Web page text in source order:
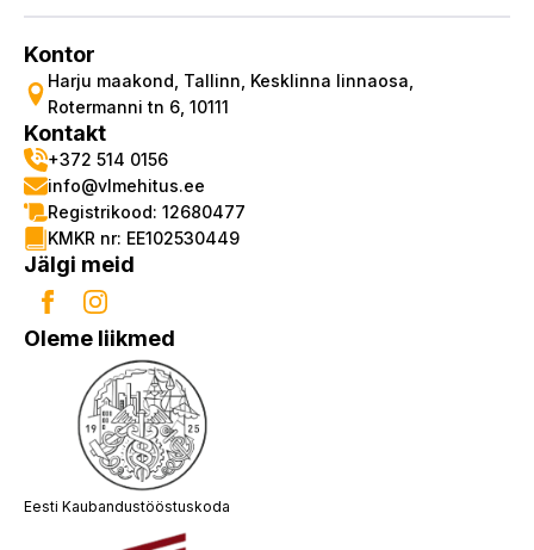
Kontor
Harju maakond, Tallinn, Kesklinna linnaosa,
Rotermanni tn 6, 10111
Kontakt
+372 514 0156
info@vlmehitus.ee
Registrikood: 12680477
KMKR nr: EE102530449
Jälgi meid
Oleme liikmed
Eesti Kaubandustööstuskoda